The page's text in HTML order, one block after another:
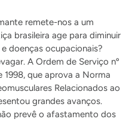
remete-nos a um
brasileira age para diminuir
doenças ocupacionais?
A Ordem de Serviço nº
que aprova a Norma
Relacionados ao
grandes avanços.
prevê o afastamento dos